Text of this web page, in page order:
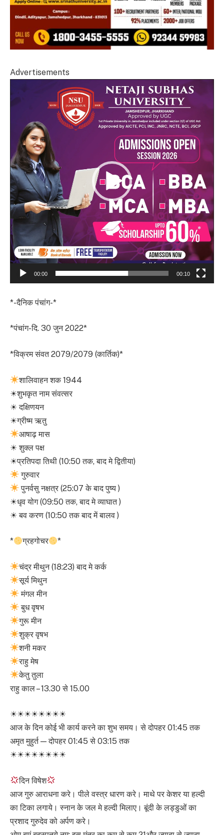
Advertisements
Player
00:00 00:10
*-दैनिक पंचांग-*
*पंचांग-दि. 30 जुन 2022*
*विक्रम संवत 2079/2079 (कार्तिक)*
शालिवाहन शक 1944
☀शुभकृत नाम संवत्सर
☀ दक्षिणयन
☀ग्रीष्म ऋतु
आषाढ़ मास
☀ शुक्ल पक्ष
☀प्रतिपदा तिथी (10:50 तक, बाद मे द्वितीया)
गुरुवार
पुनर्वसु नक्षत्र (25:07 के बाद पुष्य )
☀धृव योग (09:50 तक, बाद मे व्याघात )
☀ बव करण (10:50 तक बाद में बालव )
* ग्रहगोचर *
चंद्र मीथुन (18:23) बाद मे कर्क
सूर्य मिथुन
मंगल मीन
बुध वृषभ
गुरू मीन
शुक्र वृषभ
शनी मकर
राहु मेष
केतु तुला
राहु काल – 13.30 से 15.00
☀☀☀☀☀☀☀☀
आज के दिन कोई भी कार्य करने का शुभ समय। से दोपहर 01:45 तक
अमृत मुहुर्त — दोपहर 01:45 से 03:15 तक
☀☀☀☀☀☀☀☀
दिन विषेश
आज गुरु आराधना करे। पीले वस्त्र धारण करे। माथे पर केशर या हल्दी
का टिका लगाये। स्नान के जल मे हल्दी मिलाए। बूंदी के लड्डुओं का
प्रशाद गुरुदेव को अर्पण करे।